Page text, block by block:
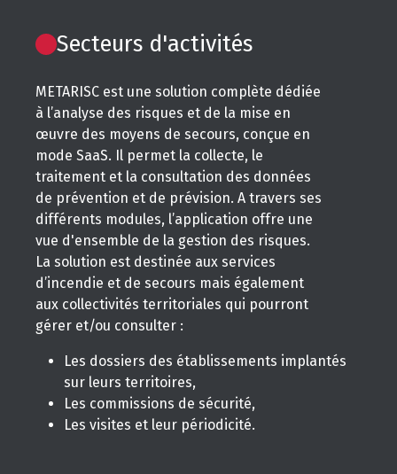
Secteurs d'activités
METARISC est une solution complète dédiée
à l’analyse des risques et de la mise en
œuvre des moyens de secours, conçue en
mode SaaS. Il permet la collecte, le
traitement et la consultation des données
de prévention et de prévision. A travers ses
différents modules, l’application offre une
vue d'ensemble de la gestion des risques.
La solution est destinée aux services
d’incendie et de secours mais également
aux collectivités territoriales qui pourront
gérer et/ou consulter :
Les dossiers des établissements implantés
sur leurs territoires,
Les commissions de sécurité,
Les visites et leur périodicité.